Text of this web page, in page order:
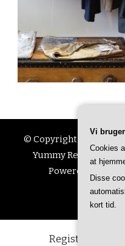
© Copyright 2026
Yummy Recipe |
Powered by
Vi
Cookies
at
Disse
kort tid.